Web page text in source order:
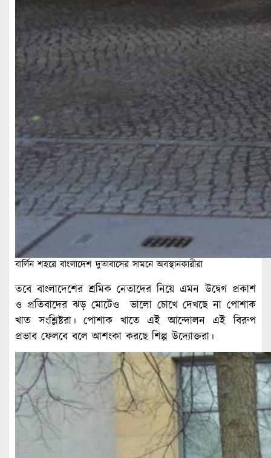
বার্লিন শহরে বাংলাদেশ দুতাবাসের সামনে অবস্থানকারীরা
তবে বাংলাদেশের শ্রমিক নেতাদের নিয়ে এমন উদ্বেগ প্রকাশ
ও প্রতিবাদের ঝড় মোটেও ভালো চোখে দেখছে না পোশাক
খাত সংশ্লিষ্টরা। পোশাক খাতে এই আন্দোলন এই বিরুপ
প্রভাব ফেলবে বলে আশংকা করছে শিল্প উদ্যোক্তরা।